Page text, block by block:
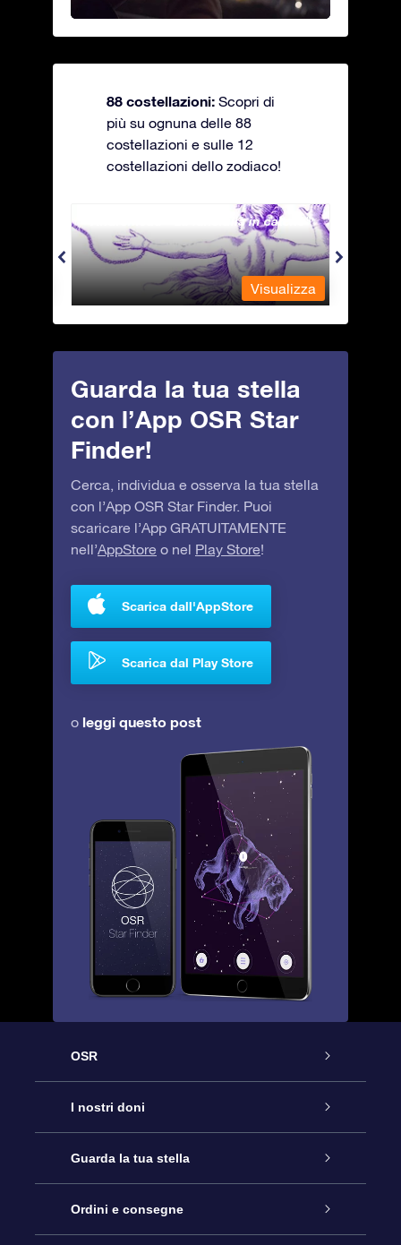
88 costellazioni: Scopri di
più su ognuna delle 88
costellazioni e sulle 12
costellazioni dello zodiaco!
Andromeda - La fanciulla in catene
Visualizza
Guarda la tua stella
con l’App OSR Star
Finder!
Cerca, individua e osserva la tua stella
con l’App OSR Star Finder. Puoi
scaricare l’App GRATUITAMENTE
nell’AppStore o nel Play Store!
Scarica dall'AppStore
Scarica dal Play Store
o leggi questo post
OSR
Assistenza
Contattaci
Blog
I nostri doni
Online Star Gift
Pacchetto regalo OSR
Guarda la tua stella
Registro stellare
Ordini e consegne